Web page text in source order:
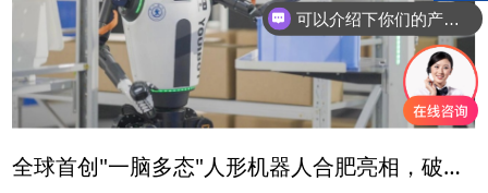
全球首创"一脑多态"人形机器人合肥亮相，破解工业柔性制造难题
可以介绍下你们的产品么？